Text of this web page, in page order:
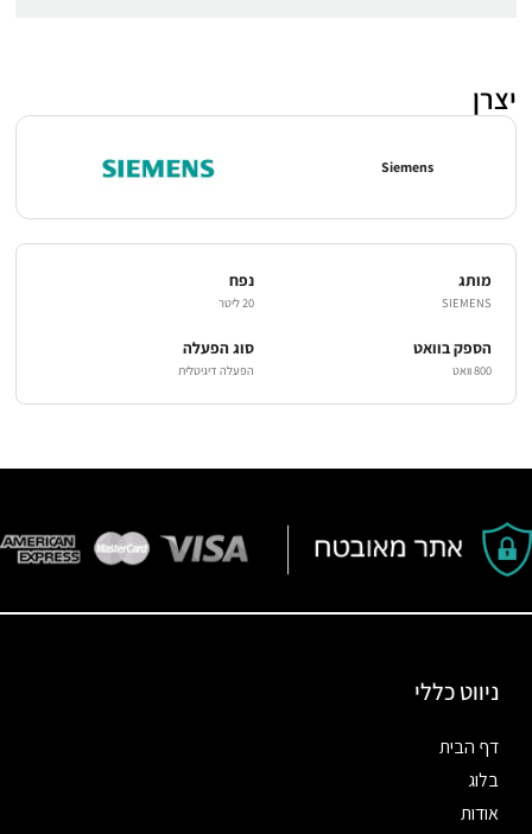
יצרן
Siemens
מותג
SIEMENS
נפח
20 ליטר
הספק בוואט
800 וואט
סוג הפעלה
הפעלה דיגיטלית
ניווט כללי
דף הבית
בלוג
אודות